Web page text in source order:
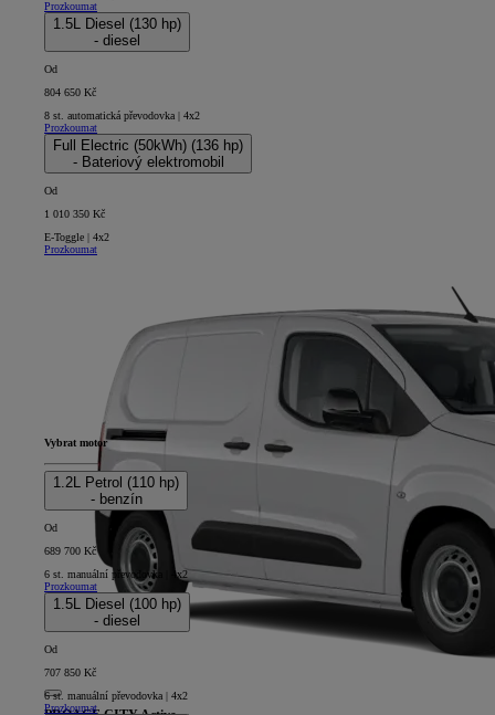
Prozkoumat
1.5L Diesel (130 hp)
- diesel
Od
804 650 Kč
8 st. automatická převodovka | 4x2
Prozkoumat
Full Electric (50kWh) (136 hp)
- Bateriový elektromobil
Od
1 010 350 Kč
E-Toggle | 4x2
Prozkoumat
Vybrat motor
1.2L Petrol (110 hp)
- benzín
Od
689 700 Kč
6 st. manuální převodovka | 4x2
Prozkoumat
1.5L Diesel (100 hp)
- diesel
Od
707 850 Kč
6 st. manuální převodovka | 4x2
Prozkoumat